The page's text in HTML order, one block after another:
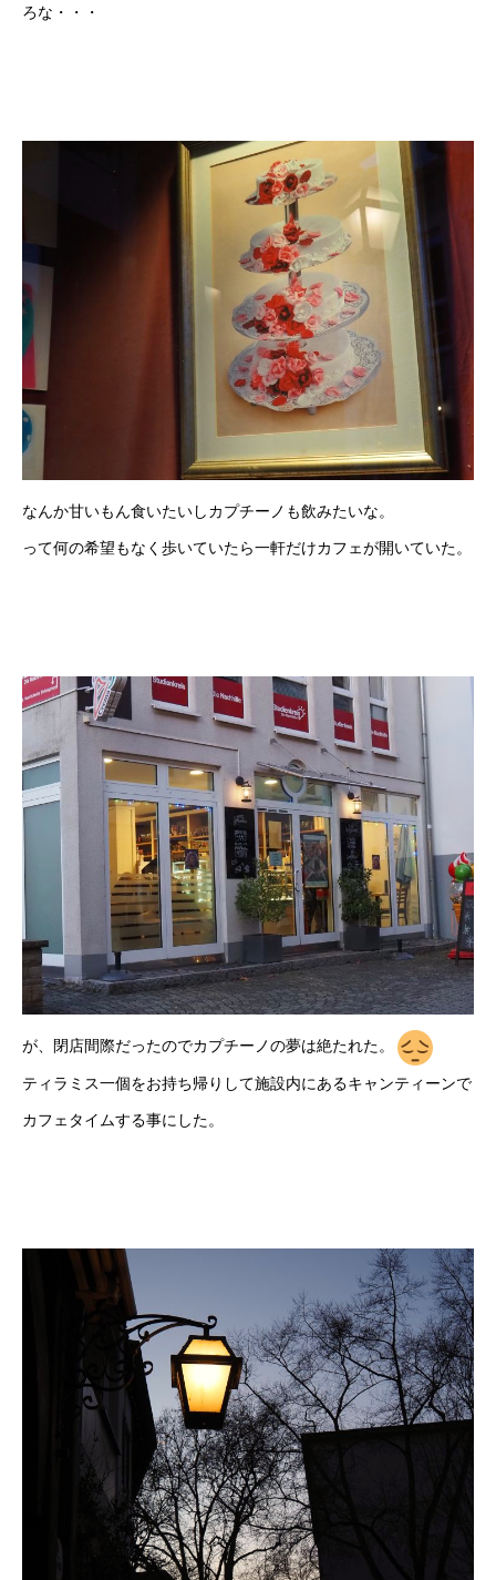
ろな・・・
なんか甘いもん食いたいしカプチーノも飲みたいな。
って何の希望もなく歩いていたら一軒だけカフェが開いていた。
が、閉店間際だったのでカプチーノの夢は絶たれた。
ティラミス一個をお持ち帰りして施設内にあるキャンティーンで
カフェタイムする事にした。